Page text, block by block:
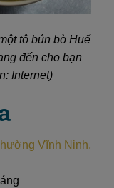
tô bún bò Huế
đến cho bạn
Internet)
Vĩnh Ninh,